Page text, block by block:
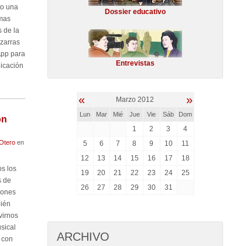
una
de la
para
en
los
de
Dossier educativo
Entrevistas
« Marzo 2012 »
Lun Mar Mié Jue Vie Sáb Dom
1 2 3
4
5
6 7 8 9 10
11
12
13 14 15 16 17
18
19
20 21 22 23 24
25
26
27 28 29 30 31
ARCHIVO